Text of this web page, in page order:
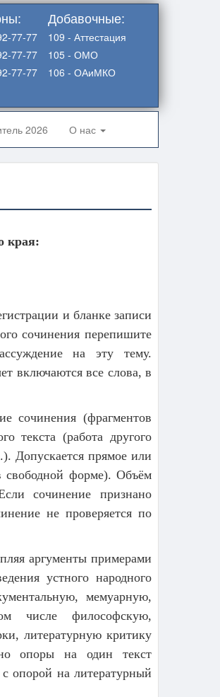
Добавочные:
109 - Аттестация
105 - ОМО
106 - ОАиМКО
77-77
77-77
77-77
2026 О нас
края:
и бланке записи
сочинения перепишите
на эту тему.
включаются все слова, в
сочинения (фрагментов
текста (работа другого
Допускается прямое или
свободной форме). Объём
сочинение признано
не проверяется по
аргументы примерами
устного народного
мемуарную,
числе философскую,
литературную критику
опоры на один текст
опорой на литературный